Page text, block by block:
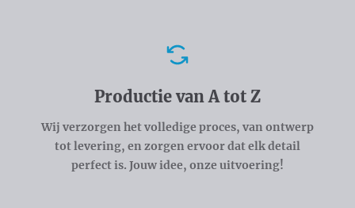
Productie van A tot Z
Wij verzorgen het volledige proces, van ontwerp
tot levering, en zorgen ervoor dat elk detail
perfect is. Jouw idee, onze uitvoering!